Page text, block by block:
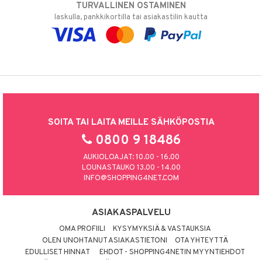
TURVALLINEN OSTAMINEN
laskulla, pankkikortilla tai asiakastilin kautta
SOITA TAI LAITA MEILLE SÄHKÖPOSTIA
0800 9 18486
AUKIOLOAJAT: 10.00 - 16.00
LOUNASTAUKO 13.00 - 14.00
INFO@SHOPPING4NET.COM
ASIAKASPALVELU
OMA PROFIILI
KYSYMYKSIÄ & VASTAUKSIA
OLEN UNOHTANUT ASIAKASTIETONI
OTA YHTEYTTÄ
EDULLISET HINNAT
EHDOT - SHOPPING4NETIN MYYNTIEHDOT